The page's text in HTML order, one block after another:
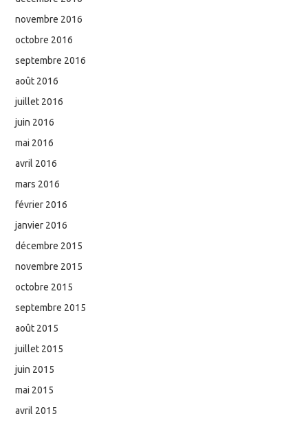
novembre 2016
octobre 2016
septembre 2016
août 2016
juillet 2016
juin 2016
mai 2016
avril 2016
mars 2016
février 2016
janvier 2016
décembre 2015
novembre 2015
octobre 2015
septembre 2015
août 2015
juillet 2015
juin 2015
mai 2015
avril 2015